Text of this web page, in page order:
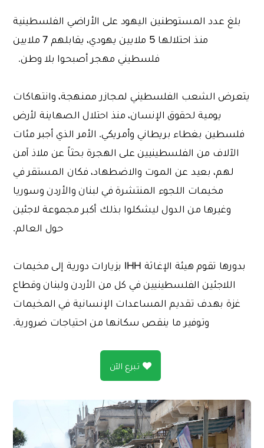
بلغ عدد المستوطنين اليهود على الأراضي الفلسطينية
منذ احتلالها 5 ملايين يهودي، يقابلهم 7 ملايين
فلسطيني مهجر أصبحوا بلا وطن.
يتعرض الشعب الفلسطيني لمجازر ممنهجة، وانتهاكات
يومية لحقوق الإنسان، منذ احتلال الصهاينة لأرض
فلسطين بغطاء بريطاني وأمريكي. الأمر الذي أجبر مئات
الآلاف من الفلسطينيين على الهجرة بحثاً عن ملاذ آمن
لهم، بعيد عن الموت والاضطهاد، فكان المستقر في
مخيمات اللجوء المنتشرة في لبنان والأردن وسوريا
وغيرها من الدول ليشكلوا بذلك أكبر مجموعة لاجئين
حول العالم.
بدورها تقوم هيئة الإغاثة IHH بزيارات دورية إلى مخيمات
اللاجئين الفلسطينيين في كل من الأردن ولبنان وقطاع
غزة بهدف تقديم المساعدات الإنسانية في المخيمات
وتوفير ما ينقص سكانها من احتياجات ضرورية.
تبرع الآن